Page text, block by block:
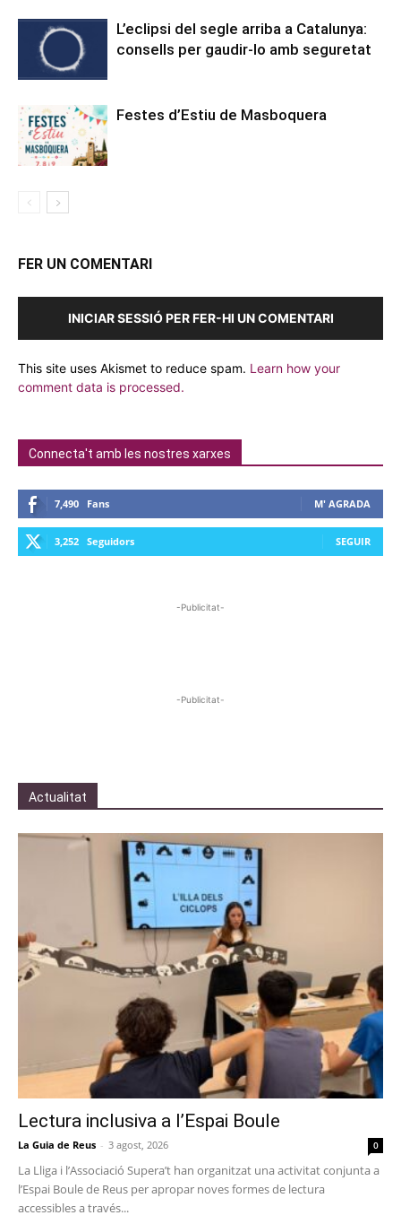
L’eclipsi del segle arriba a Catalunya:
consells per gaudir-lo amb seguretat
Festes d’Estiu de Masboquera
FER UN COMENTARI
INICIAR SESSIÓ PER FER-HI UN COMENTARI
This site uses Akismet to reduce spam. Learn how your
comment data is processed.
Connecta't amb les nostres xarxes
7,490 Fans M' AGRADA
3,252 Seguidors SEGUIR
-Publicitat-
-Publicitat-
Actualitat
Lectura inclusiva a l’Espai Boule
La Guia de Reus - 3 agost, 2026 0
La Lliga i l’Associació Supera’t han organitzat una activitat conjunta a
l’Espai Boule de Reus per apropar noves formes de lectura
accessibles a través...